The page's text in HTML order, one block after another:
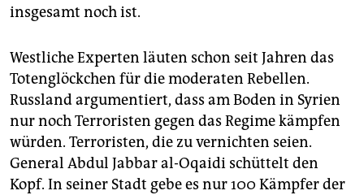
insgesamt noch ist.
Westliche Experten läuten schon seit Jahren das
Totenglöckchen für die moderaten Rebellen.
Russland argumentiert, dass am Boden in Syrien
nur noch Terroristen gegen das Regime kämpfen
würden. Terroristen, die zu vernichten seien.
General Abdul Jabbar al-Oqaidi schüttelt den
Kopf. In seiner Stadt gebe es nur 100 Kämpfer der